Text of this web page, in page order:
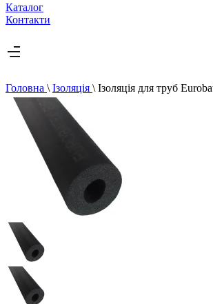
Каталог
Контакти
Головна \ Ізоляція \ Ізоляція для труб